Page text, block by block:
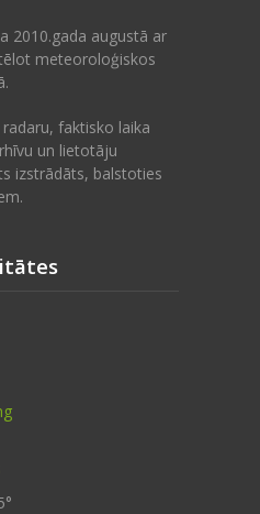
2010.gada augustā ar
meteoroloģiskos
faktisko laika
un lietotāju
izstrādāts, balstoties